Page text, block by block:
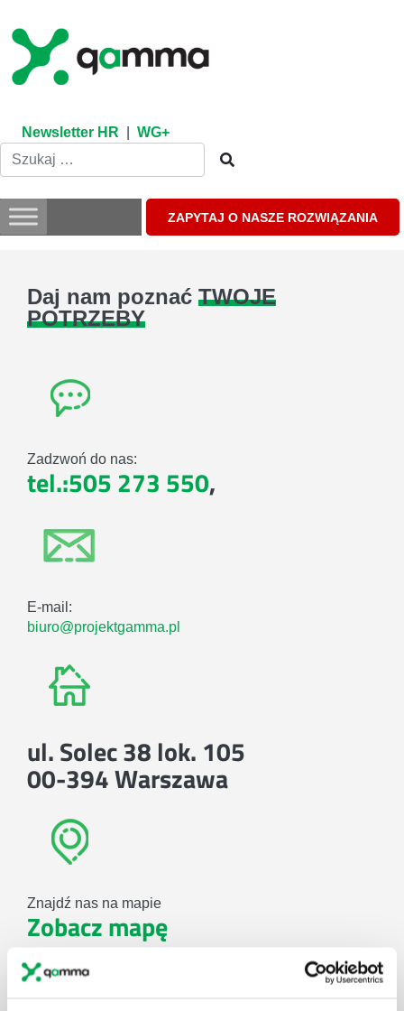
content
Newsletter HR WG+
ZAPYTAJ O NASZE ROZWIĄZANIA
Daj nam poznać TWOJE
POTRZEBY
Zadzwoń do nas:
tel.:505 273 550,
E-mail:
biuro@projektgamma.pl
ul. Solec 38 lok. 105
00-394 Warszawa
Znajdź nas na mapie
Zobacz mapę